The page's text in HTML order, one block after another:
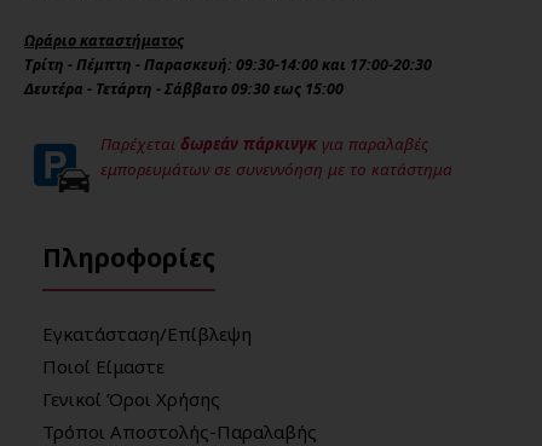
Ωράριο καταστήματος
Τρίτη - Πέμπτη - Παρασκευή: 09:30-14:00 και 17:00-20:30
Δευτέρα - Τετάρτη - Σάββατο 09:30 εως 15:00
Παρέχεται δωρεάν πάρκινγκ για παραλαβές
εμπορευμάτων σε συνεννόηση με το κατάστημα
Πληροφορίες
Εγκατάσταση/Επίβλεψη
Ποιοί Είμαστε
Γενικοί Όροι Χρήσης
Τρόποι Αποστολής-Παραλαβής